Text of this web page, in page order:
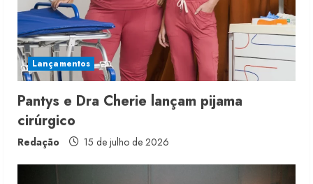
d
i
n
g
Lançamentos
Pantys e Dra Cherie lançam pijama
cirúrgico
Redação 15 de julho de 2026